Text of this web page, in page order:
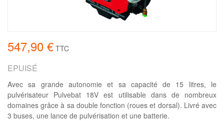
547,90 € TTC
EPUISÉ
Avec sa grande autonomie et sa capacité de 15 litres, le
pulvérisateur Pulvebat 18V est utilisable dans de nombreux
domaines grâce à sa double fonction (roues et dorsal). Livré avec
3 buses, une lance de pulvérisation et une batterie.